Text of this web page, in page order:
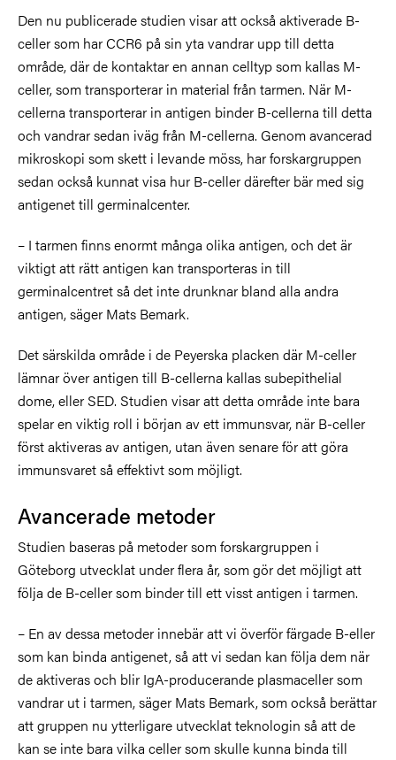
Den nu publicerade studien visar att också aktiverade B-
celler som har CCR6 på sin yta vandrar upp till detta
område, där de kontaktar en annan celltyp som kallas M-
celler, som transporterar in material från tarmen. När M-
cellerna transporterar in antigen binder B-cellerna till detta
och vandrar sedan iväg från M-cellerna. Genom avancerad
mikroskopi som skett i levande möss, har forskargruppen
sedan också kunnat visa hur B-celler därefter bär med sig
antigenet till germinalcenter.
– I tarmen finns enormt många olika antigen, och det är
viktigt att rätt antigen kan transporteras in till
germinalcentret så det inte drunknar bland alla andra
antigen, säger Mats Bemark.
Det särskilda område i de Peyerska placken där M-celler
lämnar över antigen till B-cellerna kallas subepithelial
dome, eller SED. Studien visar att detta område inte bara
spelar en viktig roll i början av ett immunsvar, när B-celler
först aktiveras av antigen, utan även senare för att göra
immunsvaret så effektivt som möjligt.
Avancerade metoder
Studien baseras på metoder som forskargruppen i
Göteborg utvecklat under flera år, som gör det möjligt att
följa de B-celler som binder till ett visst antigen i tarmen.
– En av dessa metoder innebär att vi överför färgade B-eller
som kan binda antigenet, så att vi sedan kan följa dem när
de aktiveras och blir IgA-producerande plasmaceller som
vandrar ut i tarmen, säger Mats Bemark, som också berättar
att gruppen nu ytterligare utvecklat teknologin så att de
kan se inte bara vilka celler som skulle kunna binda till